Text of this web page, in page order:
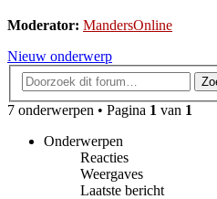
Moderator: MandersOnline
Nieuw onderwerp
7 onderwerpen • Pagina 1 van 1
Onderwerpen
Reacties
Weergaves
Laatste bericht